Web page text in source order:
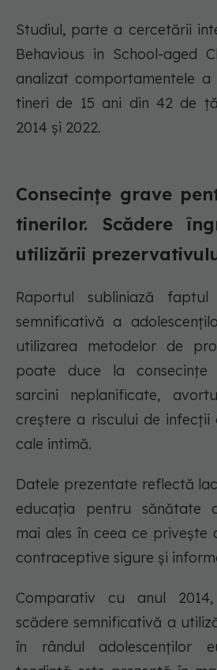
Studiul, parte a cercetării
Behavious in School-aged
analizat comportamentele a
tineri de 15 ani din 42 de
2014 și 2022.
Consecințe grave
tinerilor. Scădere
utilizării
Raportul subliniază
semnificativă a
utilizarea metodelor de
poate duce la consecințe
sarcini neplanificate,
creștere a riscului de infecții
cale intimă.
Datele prezentate reflectă
educația pentru sănătate
mai ales în ceea ce privește
contraceptive sigure și
Comparativ cu anul
scădere semnificativă a
în rândul adolescenților